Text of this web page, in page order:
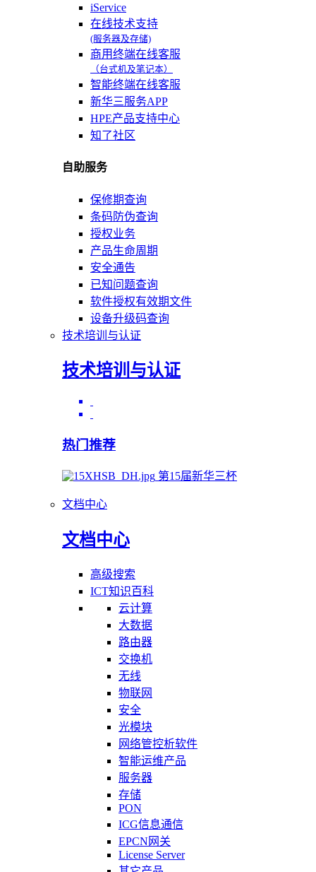
iService
在线技术支持
(服务器及存储)
商用终端在线客服
（台式机及笔记本）
智能终端在线客服
新华三服务APP
HPE产品支持中心
知了社区
自助服务
保修期查询
条码防伪查询
授权业务
产品生命周期
安全通告
已知问题查询
软件授权有效期文件
设备升级码查询
技术培训与认证
技术培训与认证
热门推荐
第15届新华三杯
文档中心
文档中心
高级搜索
ICT知识百科
云计算
大数据
路由器
交换机
无线
物联网
安全
光模块
网络管控析软件
智能运维产品
服务器
存储
PON
ICG信息通信
EPCN网关
License Server